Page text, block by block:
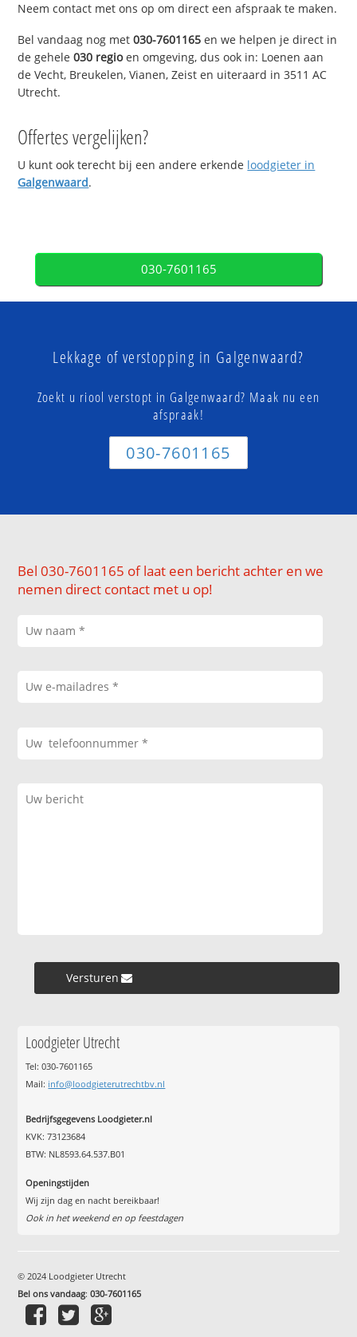
Neem contact met ons op om direct een afspraak te maken.
Bel vandaag nog met030-7601165 en we helpen je direct in
de gehele030 regioen omgeving, dus ook in: Loenen aan
de Vecht, Breukelen, Vianen, Zeist en uiteraard in 3511 AC
Utrecht.
Offertes vergelijken?
U kunt ook terecht bij een andere erkende loodgieter in
Galgenwaard.
030-7601165
Lekkage of verstopping in Galgenwaard?
Zoekt u riool verstopt in Galgenwaard? Maak nu een
afspraak!
030-7601165
Bel 030-7601165 of laat een bericht achter en we
nemen direct contact met u op!
Versturen »
Loodgieter Utrecht
Tel: 030-7601165
Mail: info@loodgieterutrechtbv.nl
Bedrijfsgegevens Loodgieter.nl
KVK: 73123684
BTW: NL8593.64.537.B01
Openingstijden
Wij zijn dag en nacht bereikbaar!
Ook in het weekend en op feestdagen
© 2024 Loodgieter Utrecht
Bel ons vandaag:030-7601165